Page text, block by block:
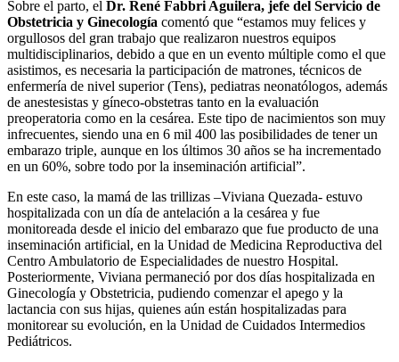
Sobre el parto, el Dr. René Fabbri Aguilera, jefe del Servicio de
Obstetricia y Ginecología comentó que “estamos muy felices y
orgullosos del gran trabajo que realizaron nuestros equipos
multidisciplinarios, debido a que en un evento múltiple como el que
asistimos, es necesaria la participación de matrones, técnicos de
enfermería de nivel superior (Tens), pediatras neonatólogos, además
de anestesistas y gíneco-obstetras tanto en la evaluación
preoperatoria como en la cesárea. Este tipo de nacimientos son muy
infrecuentes, siendo una en 6 mil 400 las posibilidades de tener un
embarazo triple, aunque en los últimos 30 años se ha incrementado
en un 60%, sobre todo por la inseminación artificial”.
En este caso, la mamá de las trillizas –Viviana Quezada- estuvo
hospitalizada con un día de antelación a la cesárea y fue
monitoreada desde el inicio del embarazo que fue producto de una
inseminación artificial, en la Unidad de Medicina Reproductiva del
Centro Ambulatorio de Especialidades de nuestro Hospital.
Posteriormente, Viviana permaneció por dos días hospitalizada en
Ginecología y Obstetricia, pudiendo comenzar el apego y la
lactancia con sus hijas, quienes aún están hospitalizadas para
monitorear su evolución, en la Unidad de Cuidados Intermedios
Pediátricos.